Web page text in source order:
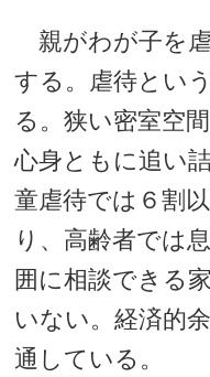
親がわが子を
する。虐待とい
る。狭い密室空
心身ともに追い
童虐待では６割
り、高齢者では
囲に相談できる
いない。経済的
通している。